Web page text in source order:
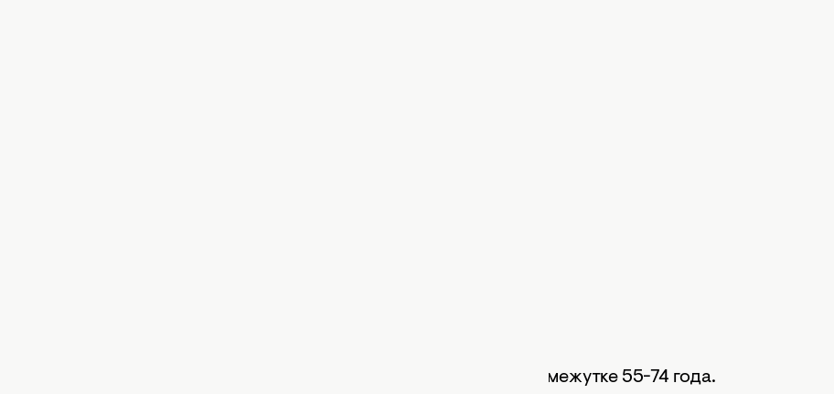
Ключевую роль играет смертность в возрастном промежутке 55-74 года.